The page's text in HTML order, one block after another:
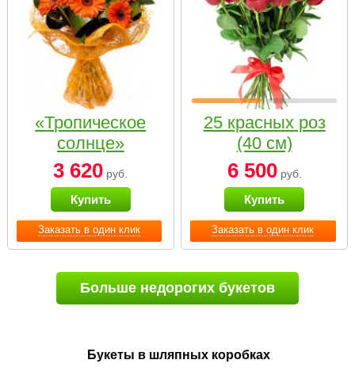
Заказать в один клик
«Тропическое
солнце»
3 620 руб.
Купить
Заказать в один клик
25 красных роз
(40 см)
6 500руб.
Купить
Больше недорогих букетов
Букеты в шляпных коробках